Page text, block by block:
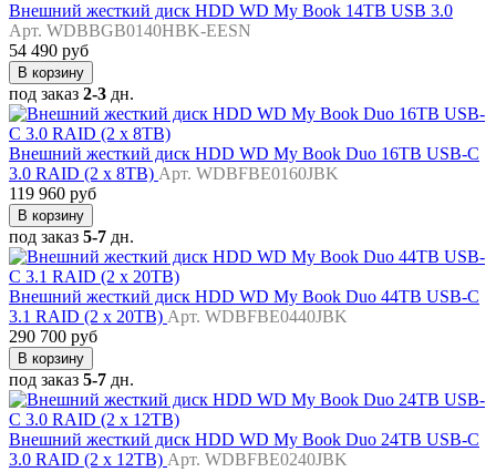
Внешний жесткий диск HDD WD My Book 14TB USB 3.0
Арт. WDBBGB0140HBK-EESN
54 490 руб
В корзину
под заказ 2-3 дн.
Внешний жесткий диск HDD WD My Book Duo 16TB USB-C
3.0 RAID (2 x 8TB) Арт. WDBFBE0160JBK
119 960 руб
В корзину
под заказ 5-7 дн.
Внешний жесткий диск HDD WD My Book Duo 44TB USB-C
3.1 RAID (2 x 20TB) Арт. WDBFBE0440JBK
290 700 руб
В корзину
под заказ 5-7 дн.
Внешний жесткий диск HDD WD My Book Duo 24TB USB-C
3.0 RAID (2 x 12TB) Арт. WDBFBE0240JBK